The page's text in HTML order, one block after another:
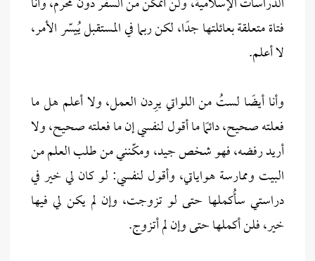
فتاة متعلقة بعائلتها جدًا، لكن ربما في المستقبل يُيسّر الأمر،
لا أعلم.
وأنا أيضًا لستُ من اللواتي يرِدن العمل، ولا أعلم هل ما
فعلته صحيح، دائمًا ما أقول لنفسي إن ما فعلته صحيح، ولا
أريد رفضه، فهو شخص جيد، ومكّنني من طلب العلم من
البيت وممارسة هواياتي، وأقول لنفسي: لو كان لي خير في
دراستي سأُكملها حتى لو تزوجت، وإن لم يكن لي فيها
خير، فلن أكملها حتى وإن لم أتزوج.